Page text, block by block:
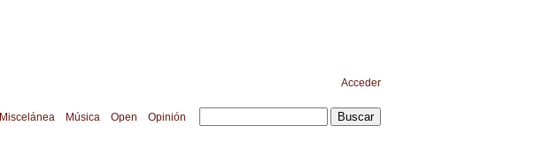
Acceder
Miscelánea Música Open
Opinión